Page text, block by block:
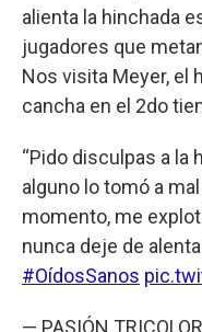
alienta la hinchada
jugadores que
Nos visita Meyer, el
cancha en el 2do
“Pido disculpas a la
alguno lo tomó a
momento, me
nunca deje de
#OídosSanos
— PASIÓN